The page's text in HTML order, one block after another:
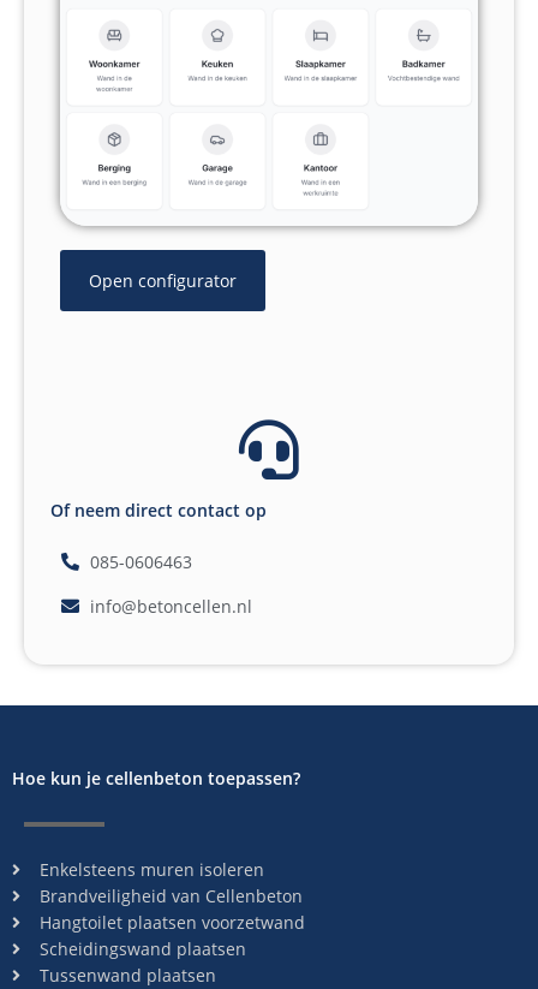
Open configurator
Of neem direct contact op
085-0606463
info@betoncellen.nl
Hoe kun je cellenbeton toepassen?
Enkelsteens muren isoleren
Brandveiligheid van Cellenbeton
Hangtoilet plaatsen voorzetwand
Scheidingswand plaatsen
Tussenwand plaatsen